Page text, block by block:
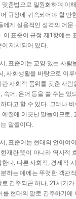
맞춤법으로 일원화하여 이
규정에 귀속되어야 할 만
에게 실용적인 성격의 어문
이 표준어 규정 제1항에는
제시되어 있다.
, 표준어는 교양 있는 사람
, 사회생활을 바탕으로 이
사회적 품위를 갖춘 사람
속어, 은어 등을 쓸 수는 있
다고 할 수 있다. 그러나
예절에 어긋난 말들이므로,
말들이다.
, 표준어는 현대의 언어여
재란 뜻이 아니라 역사적
다. 다른 사회적, 경제적
하는 데에는 뚜렷한 객관
간주되곤 하나, 21세기
를 현대의 말로 간주하기에